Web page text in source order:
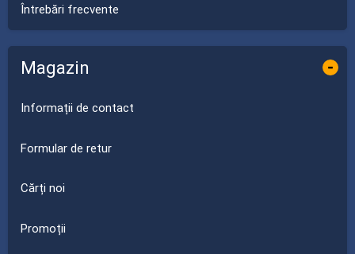
Întrebări frecvente
Magazin -
Informații de contact
Formular de retur
Cărți noi
Promoții